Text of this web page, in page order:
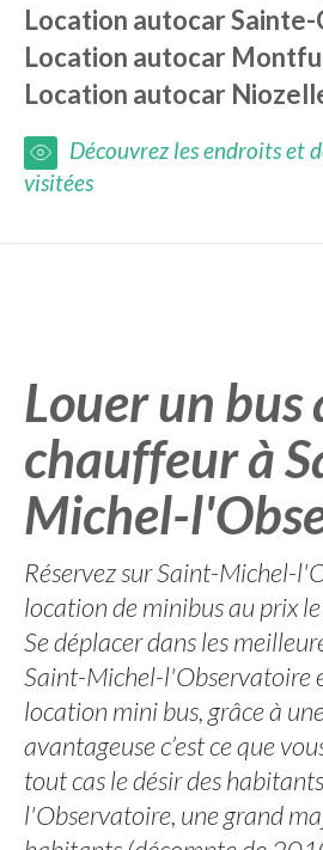
Location autocar
Location autocar
Location autocar
Découvrez les endroits et
visitées
Louer un bus
chauffeur à
Michel-
Réservez sur Saint-Michel-
location de minibus au prix
Se déplacer dans les
Saint-Michel-l'Observatoire
location mini bus, grâce à
avantageuse c’est ce que
tout cas le désir des
l'Observatoire, une grand